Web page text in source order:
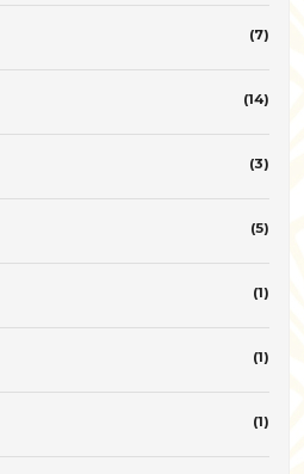
(7)
(14)
(3)
(5)
(1)
(1)
(1)